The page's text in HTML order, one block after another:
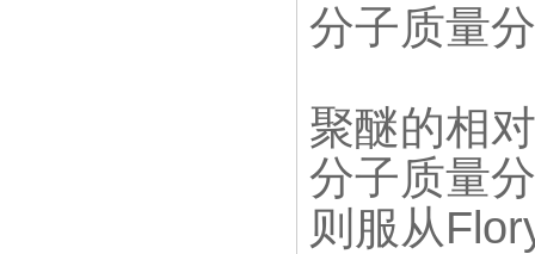
分子质量
聚醚的相
分子质量
则服从